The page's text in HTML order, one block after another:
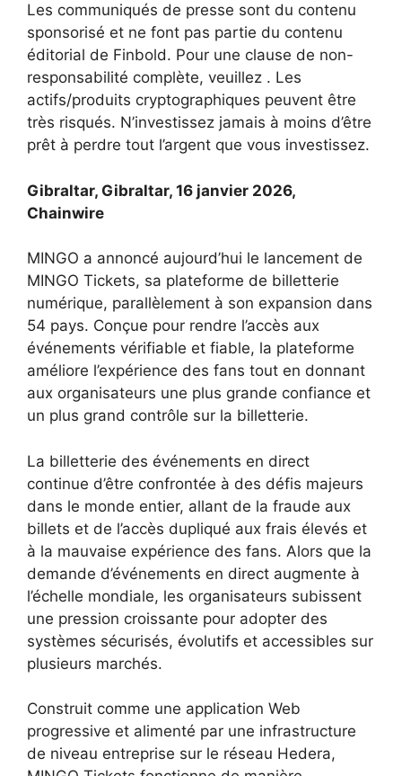
Les communiqués de presse sont du contenu
sponsorisé et ne font pas partie du contenu
éditorial de Finbold. Pour une clause de non-
responsabilité complète, veuillez . Les
actifs/produits cryptographiques peuvent être
très risqués. N’investissez jamais à moins d’être
prêt à perdre tout l’argent que vous investissez.
Gibraltar, Gibraltar, 16 janvier 2026,
Chainwire
MINGO a annoncé aujourd’hui le lancement de
MINGO Tickets, sa plateforme de billetterie
numérique, parallèlement à son expansion dans
54 pays. Conçue pour rendre l’accès aux
événements vérifiable et fiable, la plateforme
améliore l’expérience des fans tout en donnant
aux organisateurs une plus grande confiance et
un plus grand contrôle sur la billetterie.
La billetterie des événements en direct
continue d’être confrontée à des défis majeurs
dans le monde entier, allant de la fraude aux
billets et de l’accès dupliqué aux frais élevés et
à la mauvaise expérience des fans. Alors que la
demande d’événements en direct augmente à
l’échelle mondiale, les organisateurs subissent
une pression croissante pour adopter des
systèmes sécurisés, évolutifs et accessibles sur
plusieurs marchés.
Construit comme une application Web
progressive et alimenté par une infrastructure
de niveau entreprise sur le réseau Hedera,